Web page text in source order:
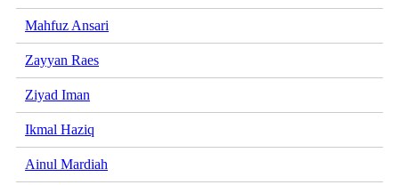
Mahfuz Ansari
Zayyan Raes
Ziyad Iman
Ikmal Haziq
Ainul Mardiah